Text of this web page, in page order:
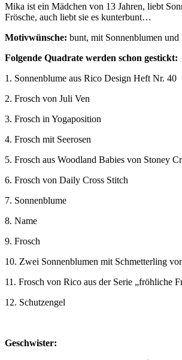
Mika ist ein Mädchen von 13 Jahren, liebt
Frösche, auch liebt sie es kunterbunt…
Motivwünsche: bunt, mit Sonnenblumen und
Folgende Quadrate werden schon gestickt:
1. Sonnenblume aus Rico Design Heft Nr. 40
2. Frosch von Juli Ven
3. Frosch in Yogaposition
4. Frosch mit Seerosen
5. Frosch aus Woodland Babies von Stoney
6. Frosch von Daily Cross Stitch
7. Sonnenblume
8. Name
9. Frosch
10. Zwei Sonnenblumen mit Schmetterling
11. Frosch von Rico aus der Serie „fröhliche
12. Schutzengel
Geschwister: